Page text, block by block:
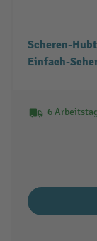
Scheren-
Einfach-
6